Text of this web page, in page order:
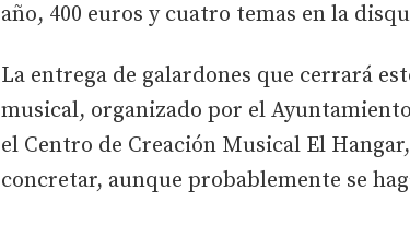
año, 400 euros y cuatro temas en la
La entrega de galardones que cerrará
musical, organizado por el
el Centro de Creación Musical El
concretar, aunque probablemente se